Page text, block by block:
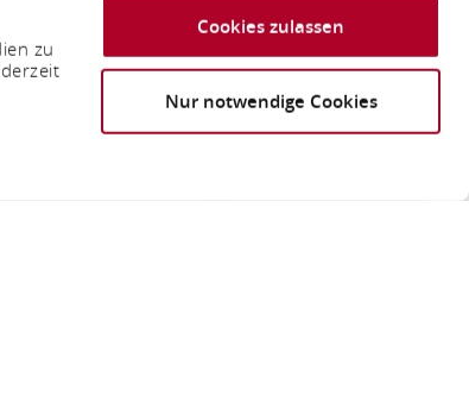
zu
Cookies zulassen
Nur notwendige Cookies